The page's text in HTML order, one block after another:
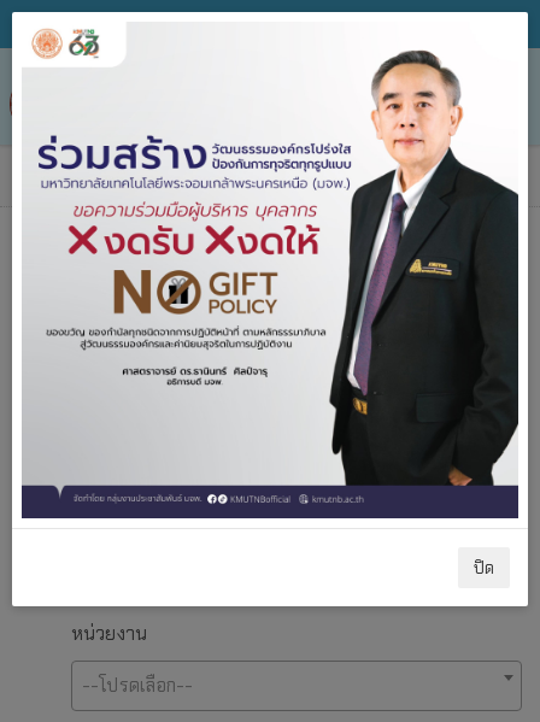
ข่าวประกาศจัดซื้อจัดจ้าง
ประกาศจัด
ซื้อจัดจ้าง 2557-2567
คำค้น
หน่วยงาน
--โปรดเลือก--
ปิด